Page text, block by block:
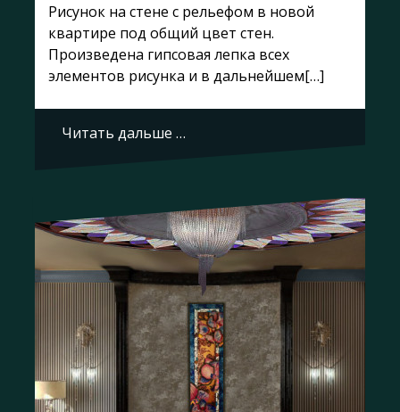
Рисунок на стене с рельефом в новой
квартире под общий цвет стен.
Произведена гипсовая лепка всех
элементов рисунка и в дальнейшем[…]
Читать дальше …